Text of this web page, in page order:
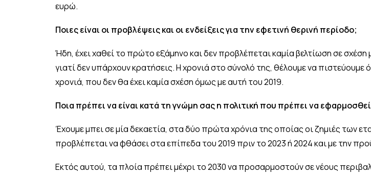
ευρώ.
Ποιες είναι οι προβλέψεις και οι ενδείξεις για την εφετινή θερινή περίοδο;
Ήδη, έχει χαθεί το πρώτο εξάμηνο και δεν προβλέπεται καμία βελτίωση σε σχέση
γιατί δεν υπάρχουν κρατήσεις. Η χρονιά στο σύνολό της, θέλουμε να πιστεύουμε
χρονιά, που δεν θα έχει καμία σχέση όμως με αυτή του 2019.
Ποια πρέπει να είναι κατά τη γνώμη σας η πολιτική που πρέπει να
Έχουμε μπει σε μία δεκαετία, στα δύο πρώτα χρόνια της οποίας οι ζημιές των
προβλέπεται να φθάσει στα επίπεδα του 2019 πριν το 2023 ή 2024 και με την
Εκτός αυτού, τα πλοία πρέπει μέχρι το 2030 να προσαρμοστούν σε νέους